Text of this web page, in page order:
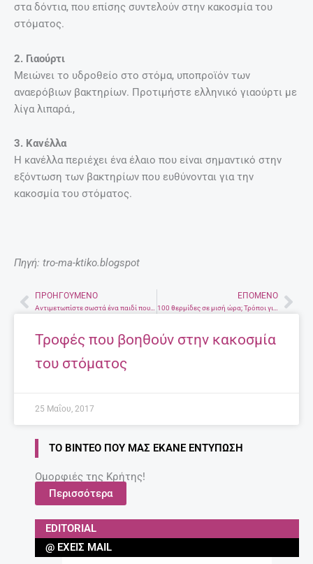
στα δόντια, που επίσης συντελούν στην κακοσμία του
στόματος.
2. Γιαούρτι
Μειώνει το υδροθείο στο στόμα, υποπροϊόν των
αναερόβιων βακτηρίων. Προτιμήστε ελληνικό γιαούρτι με
λίγα λιπαρά.,
3. Κανέλλα
Η κανέλλα περιέχει ένα έλαιο που είναι σημαντικό στην
εξόντωση των βακτηρίων που ευθύνονται για την
κακοσμία του στόματος.
Πηγή: tro-ma-ktiko.blogspot
PrevΠΡΟΗΓΟΎΜΕΝΟ ΕΠΌΜΕΝΟ
Τροφές που βοηθούν στην κακοσμία
του στόματος
25 Μαΐου, 2017
ΤΟ ΒΊΝΤΕΟ ΠΟΥ ΜΑΣ ΈΚΑΝΕ ΕΝΤΎΠΩΣΗ
Ομορφιές της Κρήτης!
Περισσότερα
EDITORIAL
@ ΈΧΕΙΣ MAIL